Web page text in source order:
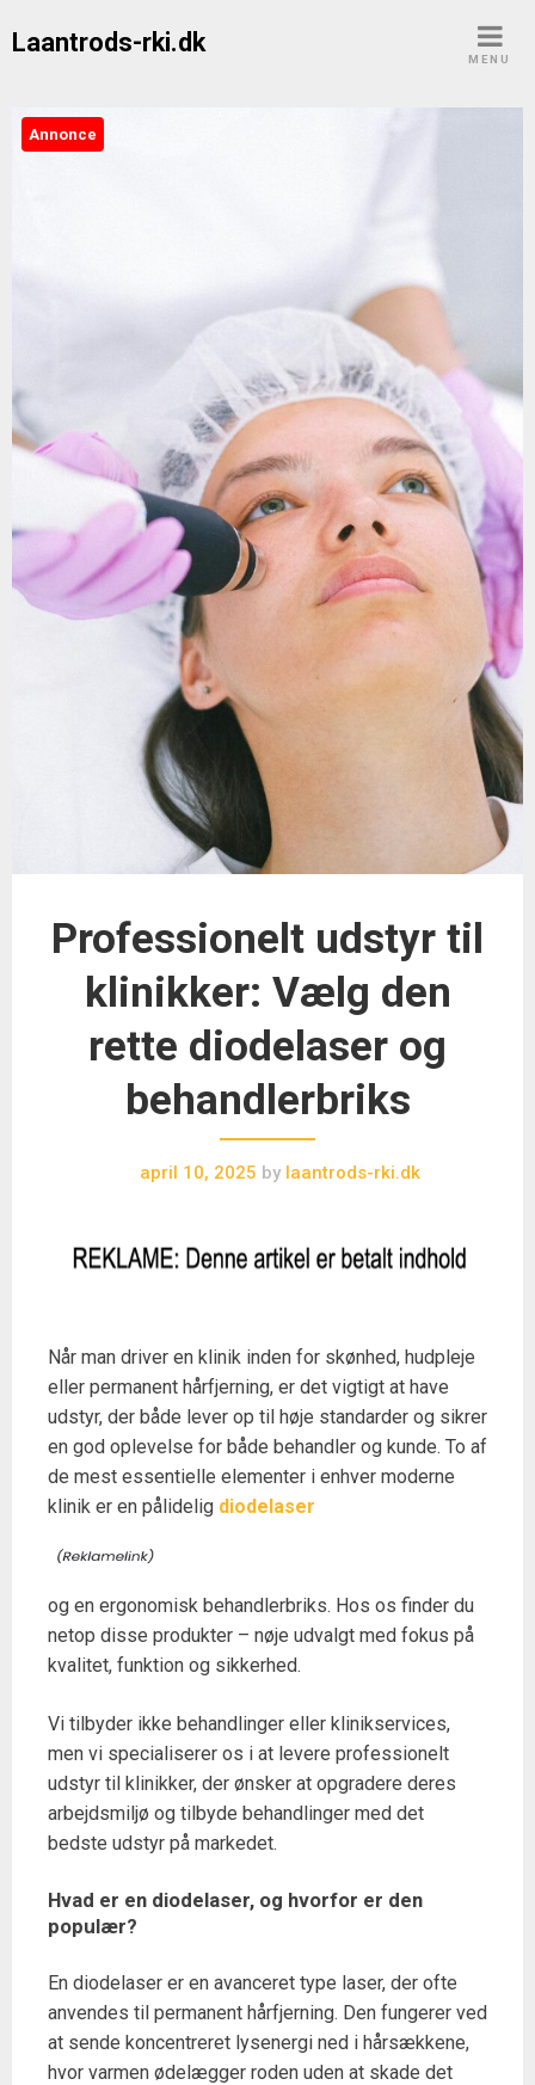
Laantrods-rki.dk
MENU
Annonce
Professionelt udstyr til
klinikker: Vælg den
rette diodelaser og
behandlerbriks
april 10, 2025 bylaantrods-rki.dk
Når man driver en klinik inden for skønhed, hudpleje
eller permanent hårfjerning, er det vigtigt at have
udstyr, der både lever op til høje standarder og sikrer
en god oplevelse for både behandler og kunde. To af
de mest essentielle elementer i enhver moderne
klinik er en pålidelig diodelaser
og en ergonomisk behandlerbriks. Hos os finder du
netop disse produkter – nøje udvalgt med fokus på
kvalitet, funktion og sikkerhed.
Vi tilbyder ikke behandlinger eller klinikservices,
men vi specialiserer os i at levere professionelt
udstyr til klinikker, der ønsker at opgradere deres
arbejdsmiljø og tilbyde behandlinger med det
bedste udstyr på markedet.
Hvad er en diodelaser, og hvorfor er den
populær?
En diodelaser er en avanceret type laser, der ofte
anvendes til permanent hårfjerning. Den fungerer ved
at sende koncentreret lysenergi ned i hårsækkene,
hvor varmen ødelægger roden uden at skade det